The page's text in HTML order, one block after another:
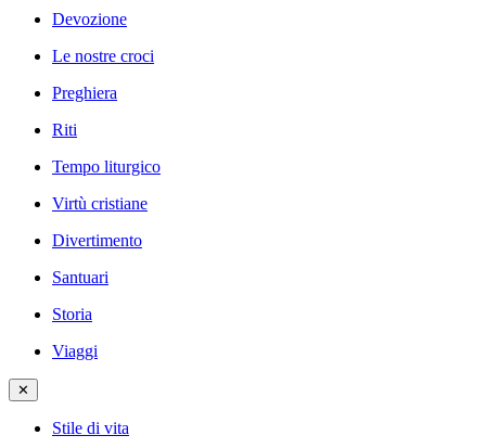
Devozione
Le nostre croci
Preghiera
Riti
Tempo liturgico
Virtù cristiane
Divertimento
Santuari
Storia
Viaggi
✕
Stile di vita